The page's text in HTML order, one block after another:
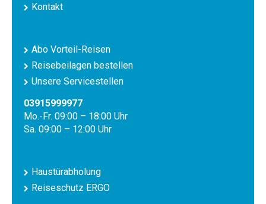
Kontakt
Abo Vorteil-Reisen
Reisebeilagen bestellen
Unsere Servicestellen
03915999977
Mo.-Fr. 09:00 – 18:00 Uhr
Sa. 09:00 – 12:00 Uhr
Haustürabholung
Reiseschutz ERGO